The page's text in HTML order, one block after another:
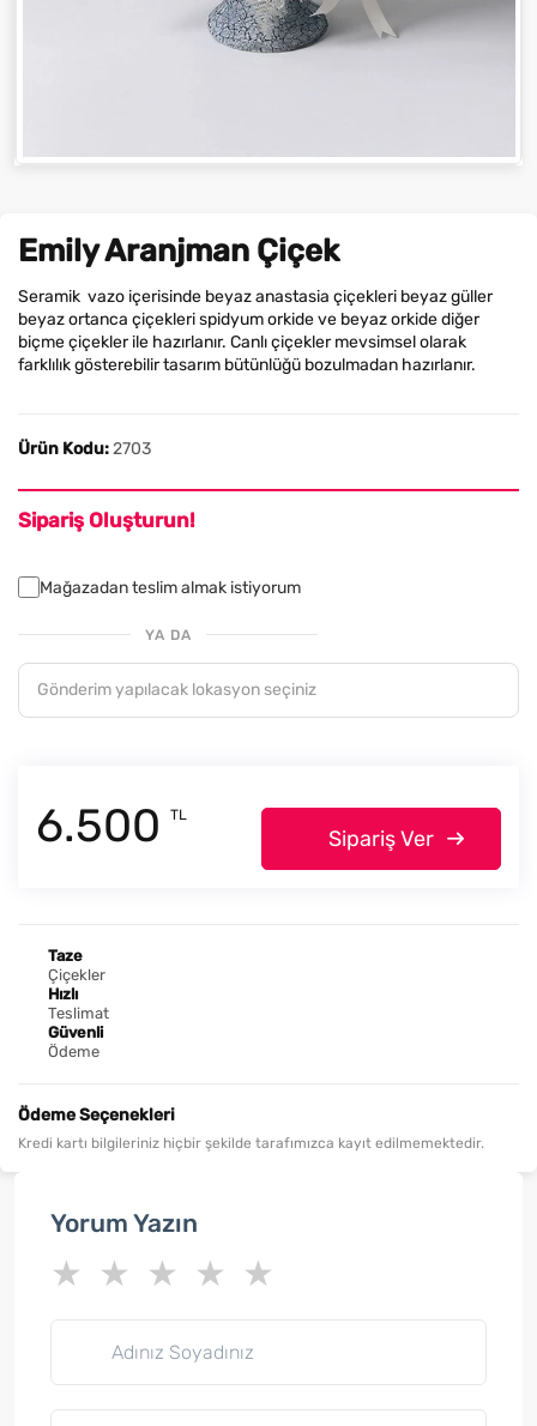
Emily Aranjman Çiçek
Seramik vazo içerisinde beyaz anastasia çiçekleri beyaz güller
beyaz ortanca çiçekleri spidyum orkide ve beyaz orkide diğer
biçme çiçekler ile hazırlanır. Canlı çiçekler mevsimsel olarak
farklılık gösterebilir tasarım bütünlüğü bozulmadan hazırlanır.
Ürün Kodu:2703
Sipariş Oluşturun!
Mağazadan teslim almak istiyorum
YA DA
6.500 TL
Sipariş Ver
Taze
Çiçekler
Hızlı
Teslimat
Güvenli
Ödeme
Ödeme Seçenekleri
Kredi kartı bilgileriniz hiçbir şekilde tarafımızca kayıt edilmemektedir.
Yorum Yazın